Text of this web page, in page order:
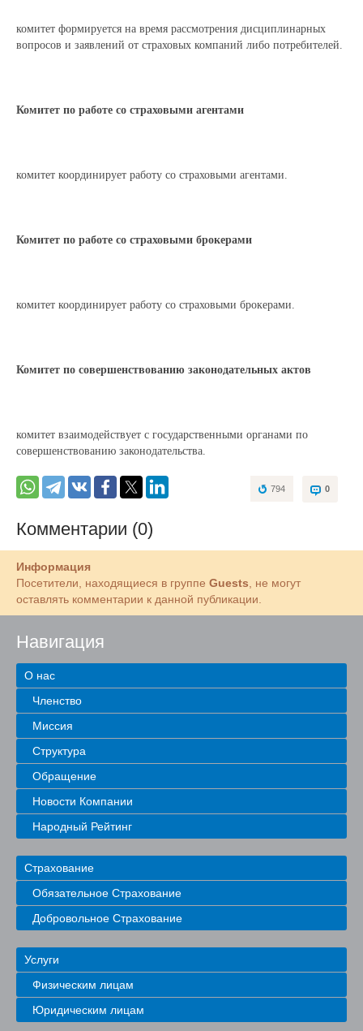
комитет формируется на время рассмотрения дисциплинарных
вопросов и заявлений от страховых компаний либо потребителей.
Комитет по работе со страховыми агентами
комитет координирует работу со страховыми агентами.
Комитет по работе со страховыми брокерами
комитет координирует работу со страховыми брокерами
Комитет по совершенствованию законодательных актов
комитет взаимодействует с государственными органами по
совершенствованию законодательства.
0
794
Комментарии (0)
Информация
Посетители, находящиеся в группе Guests , не могут
оставлять комментарии к данной публикации.
Навигация
О нас
Членство
Миссия
Структура
Обращение
Новости Компании
Народный Рейтинг
Страхование
Обязательное Страхование
Добровольное Страхование
Услуги
Физическим лицам
Юридическим лицам